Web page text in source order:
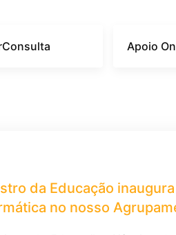
Apoio
da Educação
no nosso